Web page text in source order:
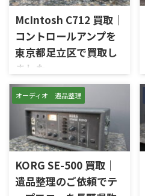
McIntosh C712 買取｜
コントロールアンプを
東京都足立区で買取し
ました
東京都足立区で、McIntoshの
コントロールアンプ「C712」
を出張買取させていただきま
した。今回のお品物は、
McIntoshらしいガラスパネル
デザインとリモート操作機能
を備えた2chソリッドステート
式のコントロールアンプで、左
右チャンネルの音出し、入力
オーディオ 遺品整理
KORG SE-500 買取｜
遺品整理のご依頼でテ